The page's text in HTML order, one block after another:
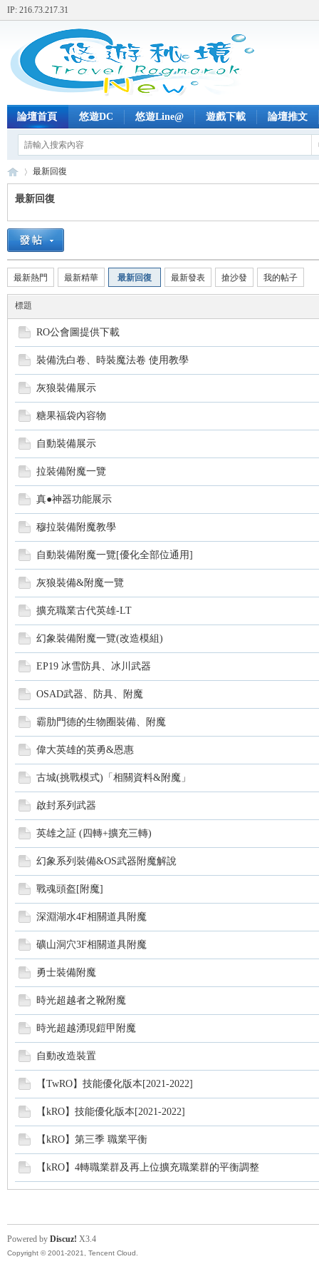
IP: 216.73.217.31
論壇首頁 悠遊DC 悠遊Line@ 遊戲下載 論壇推文
+
悠
›
最新回復
最新回復
最新熱門 最新精華 最新回復 最新發表 搶沙發 我的帖子
標題
RO公會圖提供下載
裝備洗白卷、時裝魔法卷 使用教學
灰狼裝備展示
糖果福袋內容物
自動裝備展示
拉裝備附魔一覽
真●神器功能展示
穆拉裝備附魔教學
自動裝備附魔一覽[優化全部位通用]
灰狼裝備&附魔一覽
擴充職業古代英雄-LT
幻象裝備附魔一覽(改造模組)
EP19 冰雪防具、冰川武器
OSAD武器、防具、附魔
霸肋門德的生物圈裝備、附魔
偉大英雄的英勇&恩惠
古城(挑戰模式)「相關資料&附魔」
啟封系列武器
英雄之証 (四轉+擴充三轉)
幻象系列裝備&OS武器附魔解說
戰魂頭盔[附魔]
深淵湖水4F相關道具附魔
礦山洞穴3F相關道具附魔
勇士裝備附魔
時光超越者之靴附魔
時光超越湧現鎧甲附魔
自動改造裝置
【TwRO】技能優化版本[2021-2022]
【kRO】技能優化版本[2021-2022]
【kRO】第三季 職業平衡
【kRO】4轉職業群及再上位擴充職業群的平衡調整
Powered by Discuz! X3.4
Copyright © 2001-2021, Tencent Cloud.